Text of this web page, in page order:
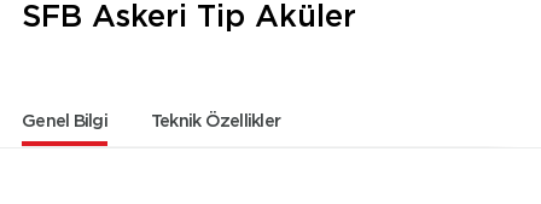
SFB Askeri Tip Aküler
Genel Bilgi Teknik Özellikler